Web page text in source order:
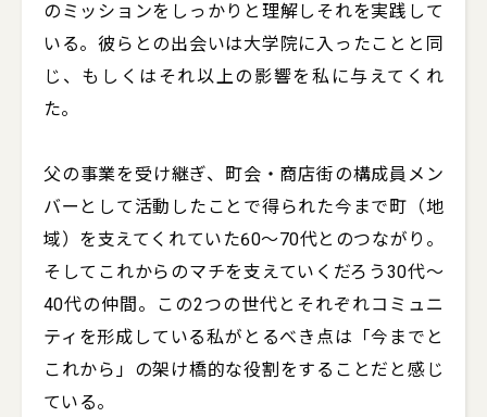
のミッションをしっかりと理解しそれを実践して
いる。彼らとの出会いは大学院に入ったことと同
じ、もしくはそれ以上の影響を私に与えてくれ
た。
父の事業を受け継ぎ、町会・商店街の構成員メン
バーとして活動したことで得られた今まで町（地
域）を支えてくれていた60～70代とのつながり。
そしてこれからのマチを支えていくだろう30代～
40代の仲間。この2つの世代とそれぞれコミュニ
ティを形成している私がとるべき点は「今までと
これから」の架け橋的な役割をすることだと感じ
ている。